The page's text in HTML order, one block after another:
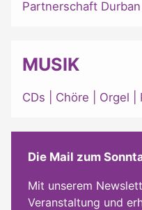
Partnerschaft Durban
MUSIK
CDs Chöre Orgel
Die Mail zum
Mit unserem
Veranstaltung und